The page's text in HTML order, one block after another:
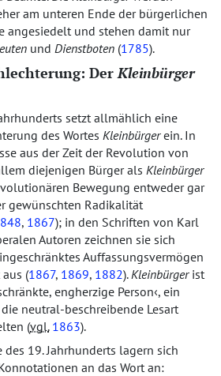
am unteren Ende der bürgerlichen
angesiedelt und stehen damit nur
und Dienstboten (1785).
DerKleinbürger
setzt allmählich eine
des Wortes Kleinbürgerein. In
aus der Zeit der Revolution von
diejenigen Bürger als Kleinbürger
Bewegung entweder gar
gewünschten Radikalität
, 1867); in den Schriften von Karl
Autoren zeichnen sie sich
Auffassungsvermögen
(1867, 1869, 1882).Kleinbürgerist
engherzige Person , ein
neutral-beschreibende Lesart
(vgl. 1863).
19. Jahrhunderts lagern sich
an das Wort an: